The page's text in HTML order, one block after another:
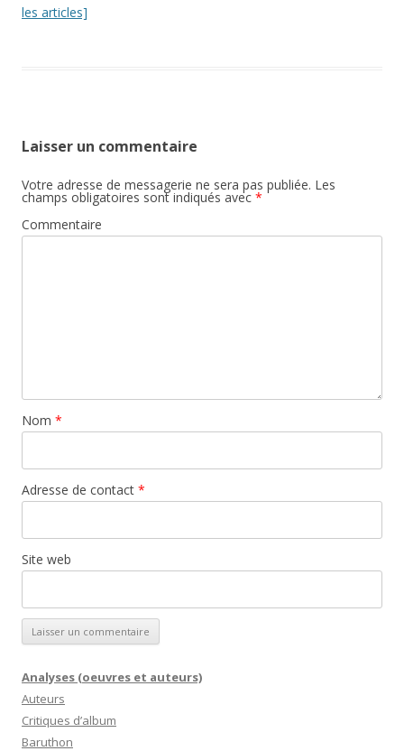
les articles]
Laisser un commentaire
Votre adresse de messagerie ne sera pas publiée. Les
champs obligatoires sont indiqués avec *
Commentaire
Nom *
Adresse de contact *
Site web
Analyses (oeuvres et auteurs)
Auteurs
Critiques d’album
Baruthon